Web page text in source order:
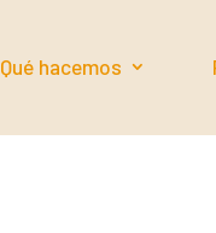
Qué hacemos